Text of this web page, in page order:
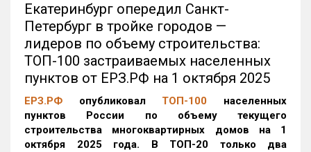
Екатеринбург опередил Санкт-
Петербург в тройке городов —
лидеров по объему строительства:
ТОП-100 застраиваемых населенных
пунктов от ЕРЗ.РФ на 1 октября 2025
ЕРЗ.РФ опубликовал ТОП-100 населенных
пунктов России по объему текущего
строительства многоквартирных домов на 1
октября 2025 года. В ТОП-20 только два